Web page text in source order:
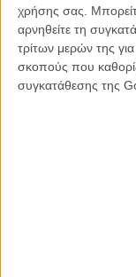
χρήσης σας.
αρνηθείτε τη
τρίτων μερών της
σκοπούς που
συγκατάθεσης της